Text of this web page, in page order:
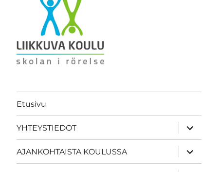
Etusivu
YHTEYSTIEDOT
näytä
AJANKOHTAISTA KOULUSSA
näytä